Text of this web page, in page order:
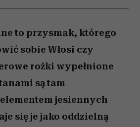
to przysmak, którego
sobie Włosi czy
rożki wypełnione
są tam
jesiennych
się je jako oddzielną